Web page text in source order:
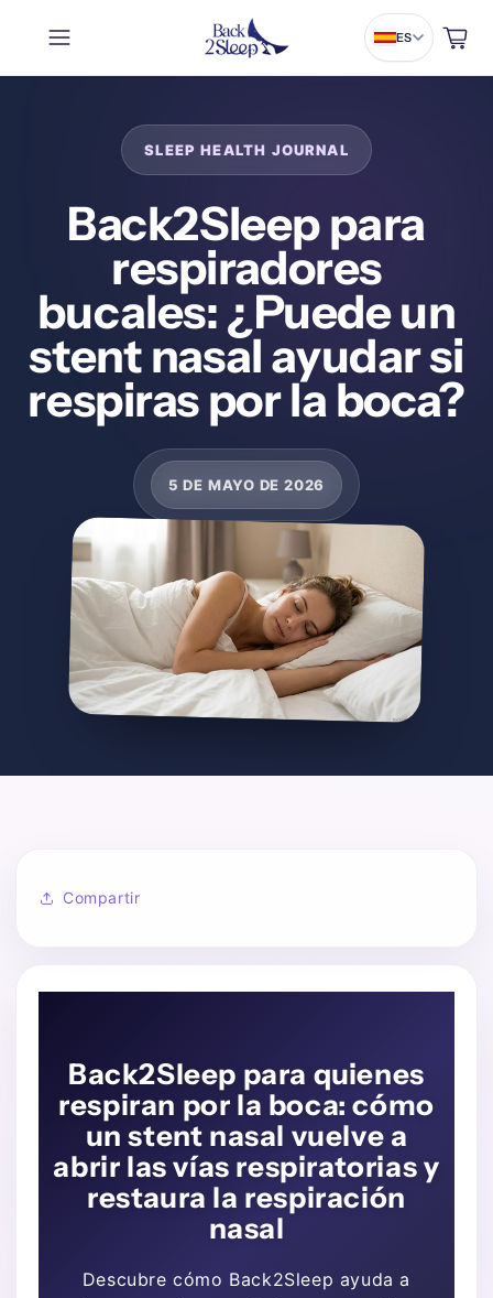
ES Carrito
Back2Sleep para
respiradores
bucales: ¿Puede un
stent nasal ayudar si
respiras por la boca?
5 DE MAYO DE 2026
Compartir
Back2Sleep para quienes
respiran por la boca: cómo
un stent nasal vuelve a
abrir las vías respiratorias y
restaura la respiración
nasal
Descubre cómo Back2Sleep ayuda a